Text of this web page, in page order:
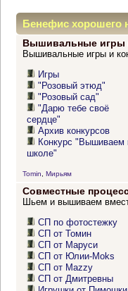
Бенефис хорошего
Вышивальные игры
Вышивальные игры и
Игры
"Розовый этюд"
"Розовый сад"
"Дарю тебе своё
сердце"
Архив конкурсов
Конкурс "Вышиваем
школе"
Tomin
Мирьям
Совместные
Шьем и вышиваем
СП по фотостежку
СП от Томин
СП от Маруси
СП от Юлии-Moks
СП от Mazzy
СП от Дмитревны